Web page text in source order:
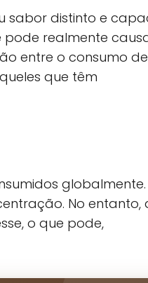
sabor distinto e
pode realmente
entre o consumo
que têm
globalmente.
No entanto,
o que pode,